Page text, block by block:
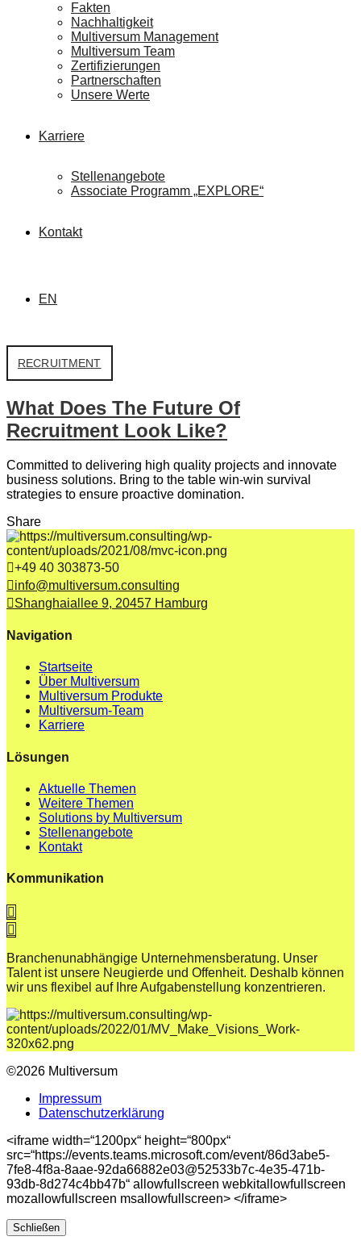
Fakten
Nachhaltigkeit
Multiversum Management
Multiversum Team
Zertifizierungen
Partnerschaften
Unsere Werte
Karriere
Stellenangebote
Associate Programm „EXPLORE“
Kontakt
EN
RECRUITMENT
What Does The Future Of
Recruitment Look Like?
Committed to delivering high quality projects and innovate
business solutions. Bring to the table win-win survival
strategies to ensure proactive domination.
Share
+49 40 303873-50
info@multiversum.consulting
Shanghaiallee 9, 20457 Hamburg
Navigation
Startseite
Über Multiversum
Multiversum Produkte
Multiversum-Team
Karriere
Lösungen
Aktuelle Themen
Weitere Themen
Solutions by Multiversum
Stellenangebote
Kontakt
Kommunikation
Branchenunabhängige Unternehmensberatung. Unser
Talent ist unsere Neugierde und Offenheit. Deshalb können
wir uns flexibel auf Ihre Aufgabenstellung konzentrieren.
©2026 Multiversum
Impressum
Datenschutzerklärung
<iframe width=“1200px“ height=“800px“
src=“https://events.teams.microsoft.com/event/86d3abe5-
7fe8-4f8a-8aae-92da66882e03@52533b7c-4e35-471b-
93db-8d274c4bb47b“ allowfullscreen webkitallowfullscreen
mozallowfullscreen msallowfullscreen> </iframe>
Schließen